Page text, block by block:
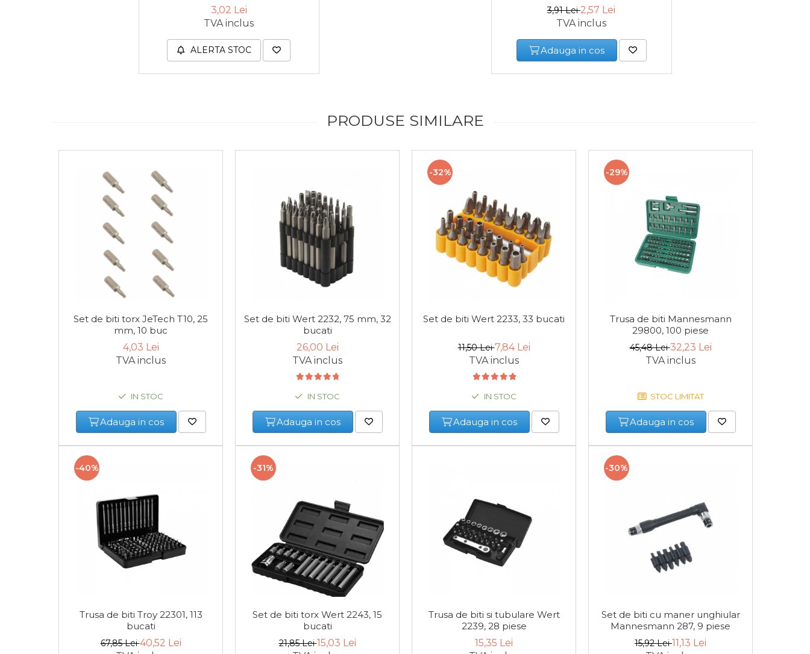
Set / trusa chei tubulare
Bara Tractare Auto
Presa Hidraulica Tinichigerie
Set Pentru Demontat Piulite &
3,02 Lei
TVA inclus
ALERTA STOC
3,91 Lei2,57 Lei
TVA inclus
Adauga in cos
PRODUSE SIMILARE
Set de biti torx JeTech T10, 25
mm, 10 buc
4,03 Lei
TVA inclus
IN STOC
Adauga in cos
-40%
Trusa de biti Troy 22301, 113
bucati
67,85 Lei40,52 Lei
Set de biti Wert 2232, 75 mm, 32
bucati
26,00 Lei
TVA inclus
IN STOC
Adauga in cos
-31%
Set de biti torx Wert 2243, 15
bucati
21,85 Lei15,03 Lei
-32%
Set de biti Wert 2233, 33 bucati
11,50 Lei7,84 Lei
TVA inclus
IN STOC
Adauga in cos
Trusa de biti si tubulare Wert
2239, 28 piese
15,35 Lei
-29%
Trusa de biti Mannesmann
29800, 100 piese
45,48 Lei32,23 Lei
TVA inclus
STOC LIMITAT
Adauga in cos
-30%
Set de biti cu maner unghiular
Mannesmann 287, 9 piese
15,92 Lei11,13 Lei